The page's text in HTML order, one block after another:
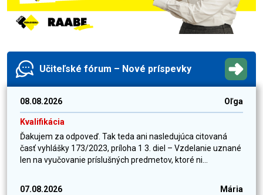
Učiteľské fórum – Nové príspevky
08.08.2026 Oľga
Kvalifikácia
Ďakujem za odpoveď. Tak teda ani nasledujúca citovaná
časť vyhlášky 173/2023, príloha 1 3. diel – Vzdelanie uznané
len na vyučovanie príslušných predmetov, ktoré ni...
07.08.2026 Mária